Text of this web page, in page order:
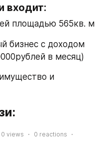
входит:
площадью 565кв. м
бизнес с доходом
в месяц)
и
0 views 0 reactions